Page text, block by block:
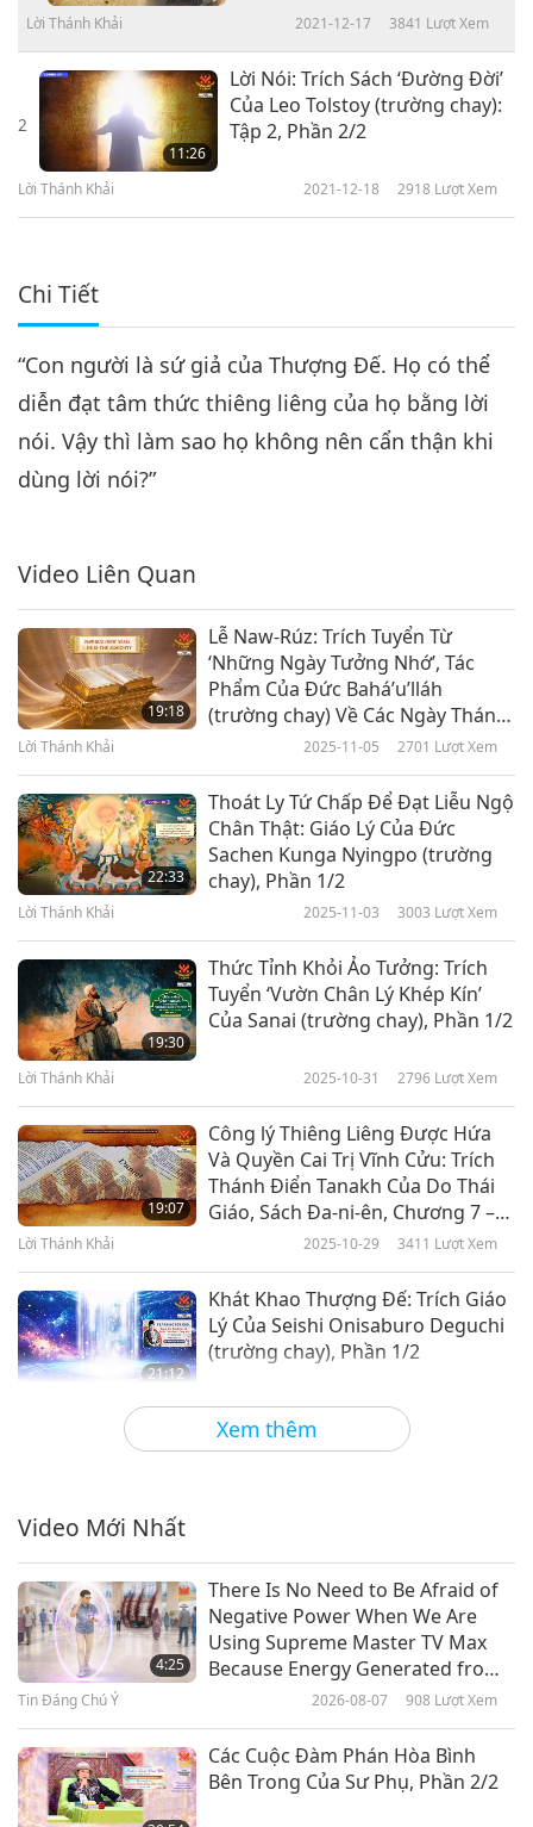
Lời Thánh Khải 2021-12-17 3841 Lượt Xem
2
11:26
Lời Nói: Trích Sách ‘Đường Đời’
Của Leo Tolstoy (trường chay):
Tập 2, Phần 2/2
Lời Thánh Khải 2021-12-18 2918 Lượt Xem
Chi Tiết
“Con người là sứ giả của Thượng Đế. Họ có thể
diễn đạt tâm thức thiêng liêng của họ bằng lời
nói. Vậy thì làm sao họ không nên cẩn thận khi
dùng lời nói?”
Xem thêm
Video Liên Quan
19:18
Lễ Naw-Rúz: Trích Tuyển Từ
‘Những Ngày Tưởng Nhớ’, Tác
Phẩm Của Đức Bahá’u’lláh
(trường chay) Về Các Ngày Thánh
Lễ Bahá’i, Phần 1/2(được trình bày
Lời Thánh Khải 2025-11-05 2701 Lượt Xem
22:33
Thoát Ly Tứ Chấp Để Đạt Liễu Ngộ
Chân Thật: Giáo Lý Của Đức
Sachen Kunga Nyingpo (trường
chay), Phần 1/2
Lời Thánh Khải 2025-11-03 3003 Lượt Xem
19:30
Thức Tỉnh Khỏi Ảo Tưởng: Trích
Tuyển ‘Vườn Chân Lý Khép Kín’
Của Sanai (trường chay), Phần 1/2
Lời Thánh Khải 2025-10-31 2796 Lượt Xem
19:07
Công lý Thiêng Liêng Được Hứa
Và Quyền Cai Trị Vĩnh Cửu: Trích
Thánh Điển Tanakh Của Do Thái
Giáo, Sách Đa-ni-ên, Chương 7 –
8, Phần 1/2 (Được trình bày bằng
Lời Thánh Khải 2025-10-29 3411 Lượt Xem
21:12
Khát Khao Thượng Đế: Trích Giáo
Lý Của Seishi Onisaburo Deguchi
(trường chay), Phần 1/2
2025-10-27 2867
20:18
Tái Hợp Với Đấng Thiêng Liêng:
Trích Thánh Điển Sikh Giáo – Sri
Guru Granth Sahib Ji, Phần 1/2
Lemuria: Nguồn Gốc Của Chủng
Video Mới Nhất
4:25
There Is No Need to Be Afraid of
Negative Power When We Are
Using Supreme Master TV Max
Because Energy Generated from
It Is Far More Powerful than Any
Tin Đáng Chú Ý 2026-08-07 908 Lượt Xem
Các Cuộc Đàm Phán Hòa Bình
Bên Trong Của Sư Phụ, Phần 2/2